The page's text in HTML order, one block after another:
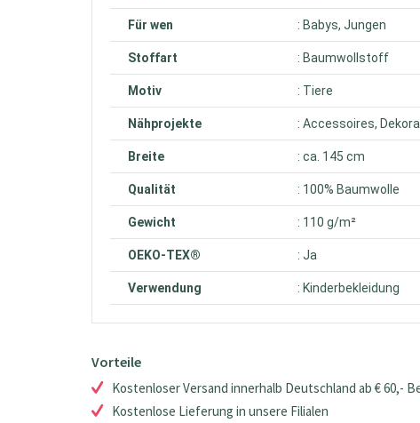
Für wen : Babys, Jungen
Stoffart : Baumwollstoff
Motiv : Tiere
Nähprojekte : Accessoires,
Breite : ca. 145 cm
Qualität : 100% Baumwolle
Gewicht : 110 g/m²
OEKO-TEX® : Ja
Verwendung : Kinderbekleidung
Vorteile
Kostenloser Versand innerhalb Deutschland ab € 60,-
Kostenlose Lieferung in unsere Filialen